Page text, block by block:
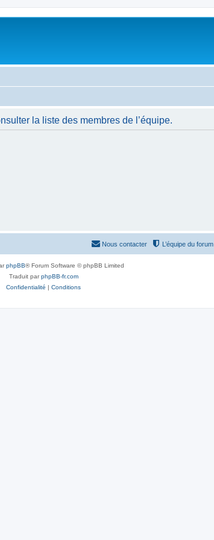
la liste des membres de l’équipe.
L’équipe du forum
Nous contacter
phpBB® Forum Software © phpBB Limited
Traduit parphpBB-fr.com
Confidentialité | Conditions